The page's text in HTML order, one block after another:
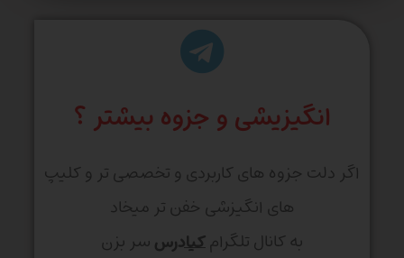
انگیزیشی و جزوه بیشتر ؟
اگر دلت جزوه های کاربردی و تخصصی تر و کلیپ
های انگیزشی خفن تر میخاد
به کانال تلگرامکیادرسسر بزن